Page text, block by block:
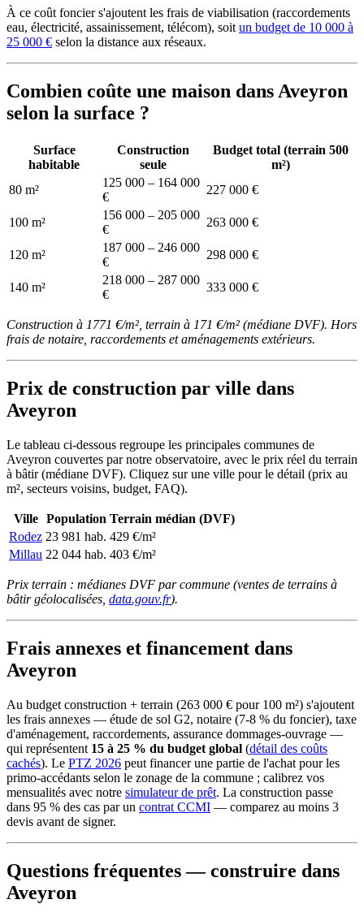
À ce coût foncier s'ajoutent les frais de viabilisation (raccordements
eau, électricité, assainissement, télécom), soit un budget de 10 000 à
25 000 € selon la distance aux réseaux.
Combien coûte une maison dans Aveyron
selon la surface ?
Surface
habitable
Construction
seule
Budget total (terrain 500
m²)
80 m²
125 000 – 164 000
€
227 000 €
100 m²
156 000 – 205 000
€
263 000 €
120 m²
187 000 – 246 000
€
298 000 €
140 m²
218 000 – 287 000
€
333 000 €
Construction à 1771 €/m², terrain à 171 €/m² (médiane DVF). Hors
frais de notaire, raccordements et aménagements extérieurs.
Prix de construction par ville dans
Aveyron
Le tableau ci-dessous regroupe les principales communes de
Aveyron couvertes par notre observatoire, avec le prix réel du terrain
à bâtir (médiane DVF). Cliquez sur une ville pour le détail (prix au
m², secteurs voisins, budget, FAQ).
Ville Population Terrain médian (DVF)
Rodez 23 981 hab. 429 €/m²
Millau 22 044 hab. 403 €/m²
Prix terrain : médianes DVF par commune (ventes de terrains à
bâtir géolocalisées, data.gouv.fr).
Frais annexes et financement dans
Aveyron
Au budget construction + terrain (263 000 € pour 100 m²) s'ajoutent
les frais annexes — étude de sol G2, notaire (7-8 % du foncier), taxe
d'aménagement, raccordements, assurance dommages-ouvrage —
qui représentent 15 à 25 % du budget global (détail des coûts
cachés). Le PTZ 2026 peut financer une partie de l'achat pour les
primo-accédants selon le zonage de la commune ; calibrez vos
mensualités avec notre simulateur de prêt. La construction passe
dans 95 % des cas par un contrat CCMI — comparez au moins 3
devis avant de signer.
Questions fréquentes — construire dans
Aveyron